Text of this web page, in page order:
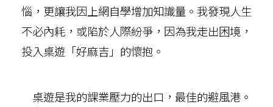
惱，更讓我因上網自學增加知識量。我發現人生
不必內耗，或陷於人際紛爭，因為我走出困境，
投入桌遊「好麻吉」的懷抱。
桌遊是我的課業壓力的出口，最佳的避風港。